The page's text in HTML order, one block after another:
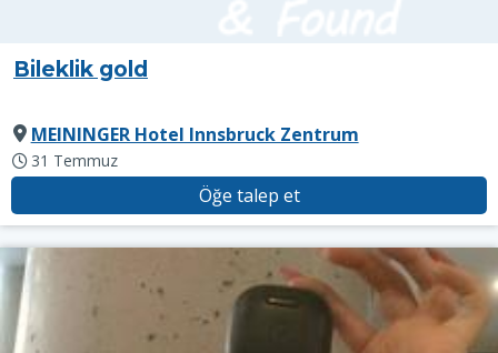
Bileklik gold
MEININGER Hotel Innsbruck Zentrum
31 Temmuz
Öğe talep et